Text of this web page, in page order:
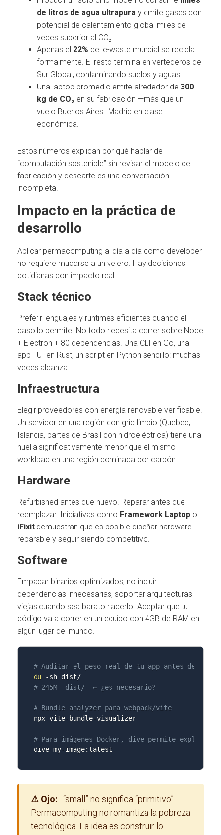
de litros de agua ultrapura y emite gases con
potencial de calentamiento global miles de
veces superior al CO₂.
Apenas el 22% del e-waste mundial se recicla
formalmente. El resto termina en vertederos del
Sur Global, contaminando suelos y aguas.
Una laptop promedio emite alrededor de 300
kg de CO₂ en su fabricación —más que un
vuelo Buenos Aires–Madrid en clase
económica.
Estos números explican por qué hablar de
“computación sostenible” sin revisar el modelo de
fabricación y descarte es una conversación
incompleta.
Impacto en la práctica de
desarrollo
Aplicar permacomputing al día a día como developer
no requiere mudarse a un velero. Hay decisiones
cotidianas con impacto real:
Stack técnico
Preferir lenguajes y runtimes eficientes cuando el
caso lo permite. No todo necesita correr sobre Node
+ Electron + 80 dependencias. Una CLI en Go, una
app TUI en Rust, un script en Python sencillo: muchas
veces alcanza.
Infraestructura
Elegir proveedores con energía renovable verificable.
Un servidor en una región con grid limpio (Quebec,
Islandia, partes de Brasil con hidroeléctrica) tiene una
huella significativamente menor que el mismo
workload en una región dominada por carbón.
Hardware
Refurbished antes que nuevo. Reparar antes que
reemplazar. Iniciativas como Framework Laptop o
iFixit demuestran que es posible diseñar hardware
reparable y seguir siendo competitivo.
Software
Empacar binarios optimizados, no incluir
dependencias innecesarias, soportar arquitecturas
viejas cuando sea barato hacerlo. Aceptar que tu
código va a correr en un equipo con 4GB de RAM en
algún lugar del mundo.
# Auditar el peso real de tu app antes de
du
-sh
# 245M  dist/  ← ¿es necesario?
# Bundle analyzer para webpack/vite
npx vite-bundle-visualizer
# Para imágenes Docker, dive permite explorar
dive my-image:latest
⚠️ Ojo: “small” no significa “primitivo”.
Permacomputing no romantiza la pobreza
tecnológica. La idea es construir lo